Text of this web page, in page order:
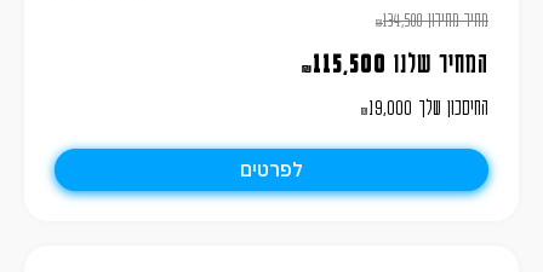
מחיר מחירון ₪134,500
המחיר שלנו ₪115,500
החיסכון שלך ₪19,000
לפרטים